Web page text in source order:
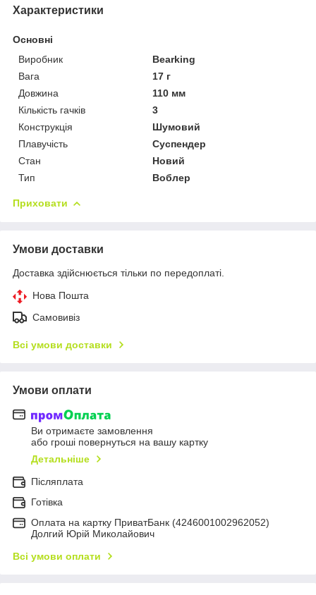
Характеристики
Основні
Виробник
Bearking
Вага
17 г
Довжина
110 мм
Кількість гачків
3
Конструкція
Шумовий
Плавучість
Суспендер
Стан
Новий
Тип
Воблер
Приховати
Умови доставки
Доставка здійснюється тільки по передоплаті.
Нова Пошта
Самовивіз
Всі умови доставки
Умови оплати
Ви отримаєте замовлення
або гроші повернуться на вашу картку
Детальніше
Післяплата
Готівка
Оплата на картку ПриватБанк (4246001002962052)
Долгий Юрій Миколайович
Всі умови оплати